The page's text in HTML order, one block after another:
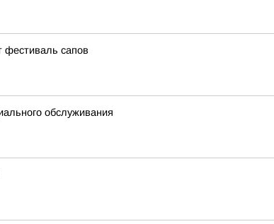
фестиваль сапов
обслуживания